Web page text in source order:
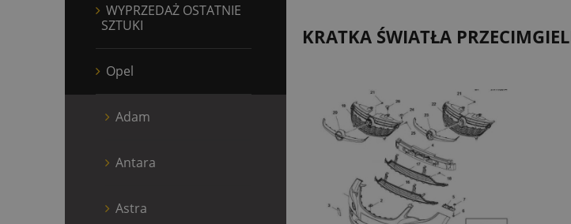
WYPRZEDAŻ OSTATNIE
SZTUKI
Opel
Adam
Antara
Astra
KRATKA ŚWIATŁA